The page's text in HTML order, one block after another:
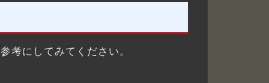
にしてみてください。